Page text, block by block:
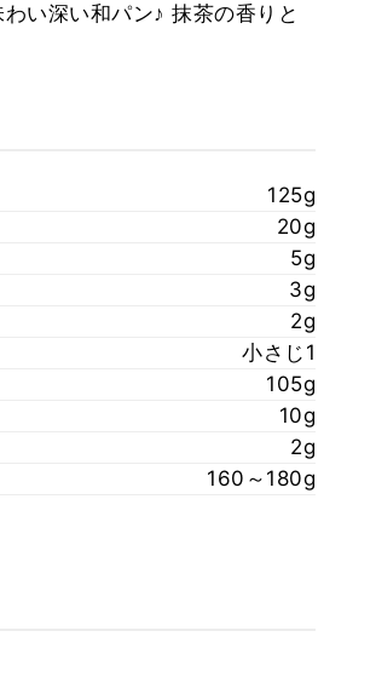
い深い和パン♪ 抹茶の香りと
125g
20g
5g
3g
2g
小さじ1
105g
10g
2g
160～180g